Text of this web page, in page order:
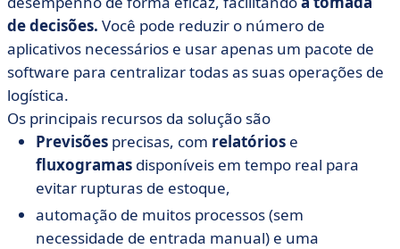
de decisões. Você pode reduzir o número de
aplicativos necessários e usar apenas um pacote de
software para centralizar todas as suas operações de
logística.
Os principais recursos da solução são
Previsões precisas, com relatórios e
fluxogramas disponíveis em tempo real para
evitar rupturas de estoque,
automação de muitos processos (sem
necessidade de entrada manual) e uma